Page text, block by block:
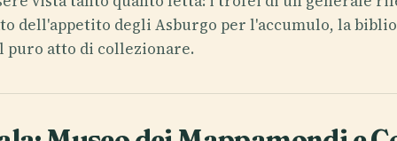
dell'appetito degli Asburgo per l'accumulo, la
puro atto di collezionare.